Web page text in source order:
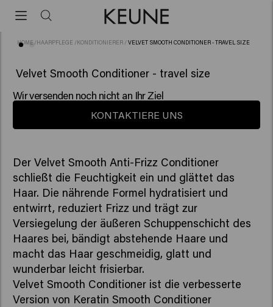
HOME /HAARPFLEGE /KONDITIONIERER /VELVET SMOOTH CONDITIONER - TRAVEL SIZE
Velvet Smooth Conditioner - travel size
Wir versenden noch nicht an Ihr Ziel
KONTAKTIERE UNS
Der Velvet Smooth Anti-Frizz Conditioner
schließt die Feuchtigkeit ein und glättet das
Haar. Die nährende Formel hydratisiert und
entwirrt, reduziert Frizz und trägt zur
Versiegelung der äußeren Schuppenschicht des
Haares bei, bändigt abstehende Haare und
macht das Haar geschmeidig, glatt und
wunderbar leicht frisierbar.
Velvet Smooth Conditioner ist die verbesserte
Version von Keratin Smooth Conditioner